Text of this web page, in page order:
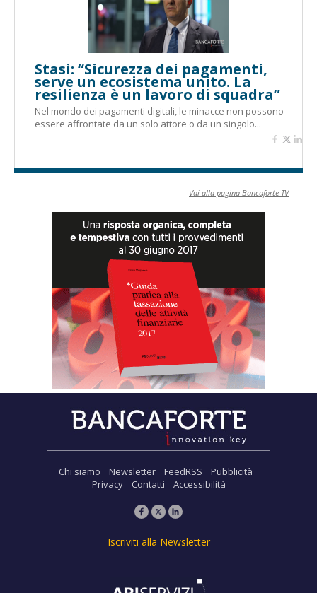
Stasi: “Sicurezza dei pagamenti,
serve un ecosistema unito. La
resilienza è un lavoro di squadra”
Nel mondo dei pagamenti digitali, le minacce non possono
essere affrontate da un solo attore o da un singolo...
Vai alla pagina Bancaforte TV
Chi siamo Newsletter FeedRSS
Pubblicità
Privacy
Contatti Accessibilità
Iscriviti alla Newsletter